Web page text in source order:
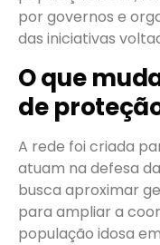
por governos e
das iniciativas
O que
de
A rede foi criada
atuam na defesa
busca aproximar
para ampliar a
população idosa